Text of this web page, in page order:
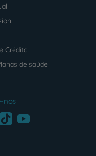
Crédito
de saúde
nos
TikTokYoutube